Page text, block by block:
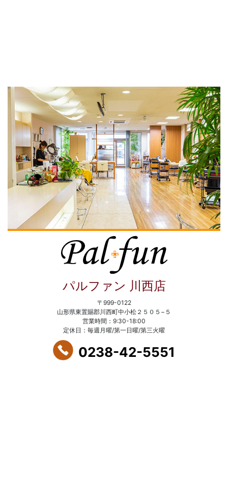
パルファン 川西店
〒999-0122
山形県東置賜郡川西町中小松２５０５−５
営業時間：9:30-18:00
定休日：毎週月曜/第一日曜/第三火曜
0238-42-5551